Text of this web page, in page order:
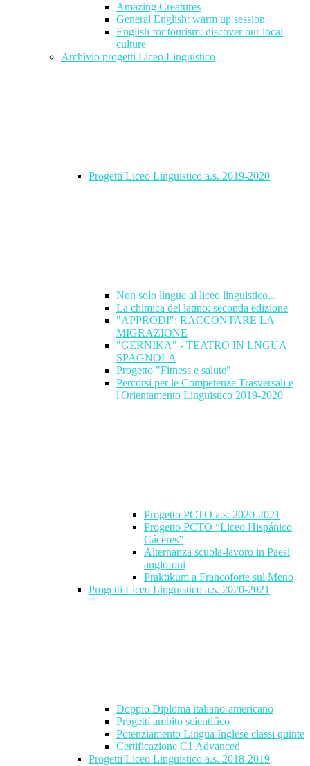
Amazing Creatures
General English: warm up session
English for tourism: discover our local
culture
Archivio progetti Liceo Linguistico
Progetti Liceo Linguistico a.s. 2019-2020
Non solo lingue al liceo linguistico...
La chimica del latino: seconda edizione
"APPRODI": RACCONTARE LA
MIGRAZIONE
"GERNIKA" - TEATRO IN LNGUA
SPAGNOLA
Progetto "Fitness e salute"
Percorsi per le Competenze Trasversali e
l'Orientamento Linguistico 2019-2020
Progetto PCTO a.s. 2020-2021
Progetto PCTO “Liceo Hispánico
Cáceres”
Alternanza scuola-lavoro in Paesi
anglofoni
Praktikum a Francoforte sul Meno
Progetti Liceo Linguistico a.s. 2020-2021
Doppio Diploma italiano-americano
Progetti ambito scientifico
Potenziamento Lingua Inglese classi quinte
Certificazione C1 Advanced
Progetti Liceo Linguistico a.s. 2018-2019